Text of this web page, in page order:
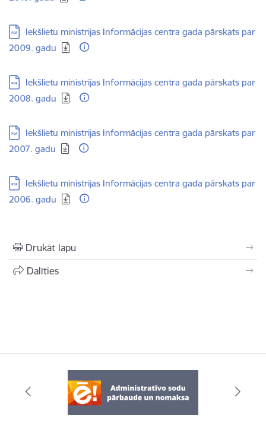
Lejupielādēt:
Iekšlietu ministrijas Informācijas centra gada pārskats par
2009. gadu
Lejupielādēt:
Iekšlietu ministrijas Informācijas centra gada pārskats par
2008. gadu
Lejupielādēt:
Iekšlietu ministrijas Informācijas centra gada pārskats par
2007. gadu
Lejupielādēt:
Iekšlietu ministrijas Informācijas centra gada pārskats par
2006. gadu
Drukāt lapu
Dalīties